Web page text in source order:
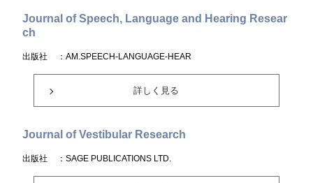
Journal of Speech, Language and Hearing Resear
ch
出版社 ：AM.SPEECH-LANGUAGE-HEAR
詳しく見る
Journal of Vestibular Research
出版社 ：SAGE PUBLICATIONS LTD.